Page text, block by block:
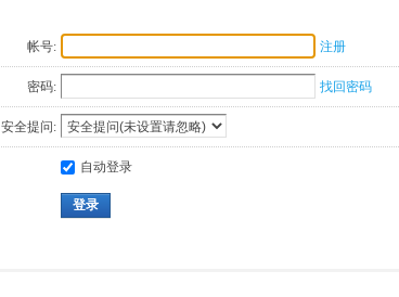
帐号: 注册
密码: 找回密码
安全提问:
自动登录
登录